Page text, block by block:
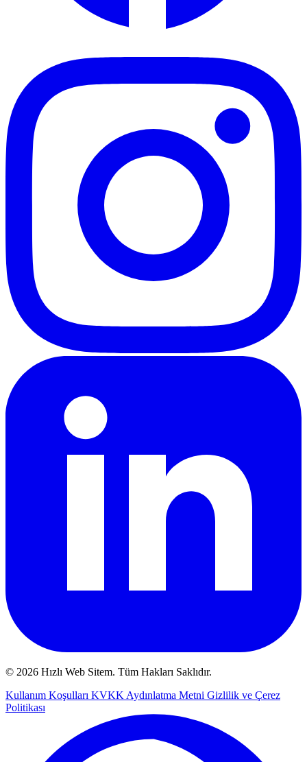
© 2026 Hızlı Web Sitem. Tüm Hakları Saklıdır.
Kullanım Koşulları KVKK Aydınlatma Metni Gizlilik ve Çerez
Politikası